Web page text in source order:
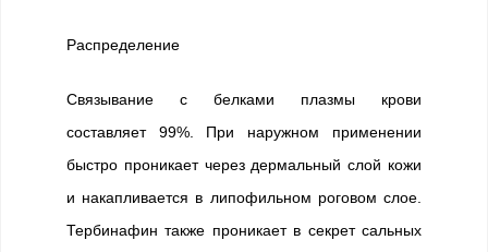
Распределение
Связывание с белками плазмы крови
составляет 99%. При наружном применении
быстро проникает через дермальный слой кожи
и накапливается в липофильном роговом слое.
Тербинафин также проникает в секрет сальных